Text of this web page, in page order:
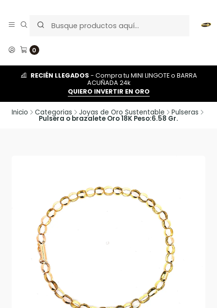
0
RECIÉN LLEGADOS - Compra tu MINI LINGOTE o BARRA
ACUÑADA 24k
QUIERO INVERTIR EN ORO
Inicio Categorias Joyas de Oro Sustentable Pulseras
Pulsera o brazalete Oro 18K Peso:6.58 Gr.